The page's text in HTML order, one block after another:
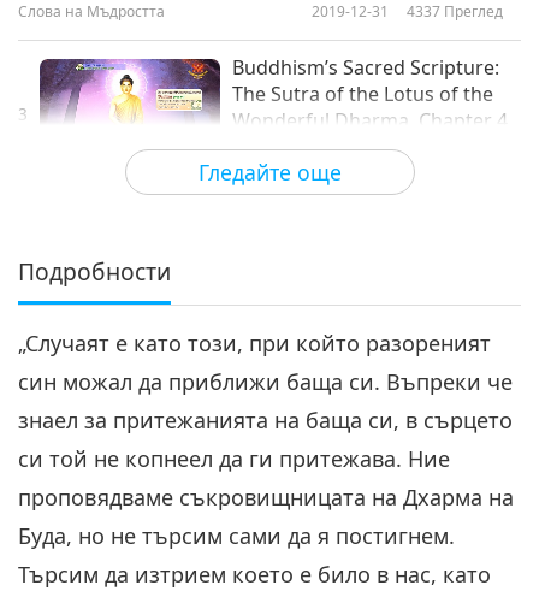
Гледайте още
Слова на Мъдростта 2019-12-31 4337 Преглед
3
Buddhism’s Sacred Scripture:
The Sutra of the Lotus of the
Wonderful Dharma, Chapter 4,
Part 3 of 6
Слова на Мъдростта 2020-02-03 3570
4
12:26
Part 4 of 6
Слова на Мъдростта 2020-02-04 3828Преглед
Свещени текстове на
будизма: Сутрата на Лотоса
на чудесната Дарма, глава
Слова на Мъдростта 2020-03-02 4015 Преглед
Свещени текстове на
Подробности
„Случаят е като този, при който разореният
син можал да приближи баща си. Въпреки че
знаел за притежанията на баща си, в сърцето
си той не копнеел да ги притежава. Ние
проповядваме съкровищницата на Дхарма на
Буда, но не търсим сами да я постигнем.
Търсим да изтрием което е било в нас, като